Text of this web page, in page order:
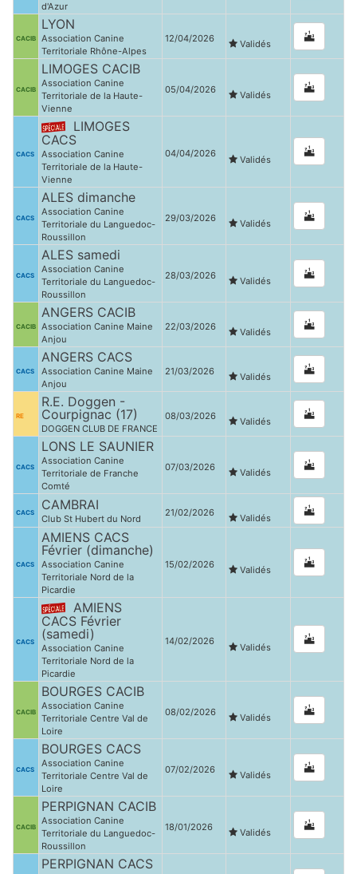
d'Azur
CACIB
LYON
Association Canine
Territoriale Rhône-Alpes
12/04/2026 Validés
CACIB
LIMOGES CACIB
Association Canine
Territoriale de la Haute-
Vienne
05/04/2026 Validés
CACS
LIMOGES
CACS
Association Canine
Territoriale de la Haute-
Vienne
04/04/2026
Validés
CACS
ALES dimanche
Association Canine
Territoriale du Languedoc-
Roussillon
29/03/2026 Validés
CACS
ALES samedi
Association Canine
Territoriale du Languedoc-
Roussillon
28/03/2026 Validés
CACIB
ANGERS CACIB
Association Canine Maine
Anjou
22/03/2026 Validés
CACS
ANGERS CACS
Association Canine Maine
Anjou
21/03/2026 Validés
RE
R.E. Doggen -
Courpignac (17)
DOGGEN CLUB DE FRANCE
08/03/2026 Validés
CACS
LONS LE SAUNIER
Association Canine
Territoriale de Franche
Comté
07/03/2026 Validés
CACS CAMBRAI
Club St Hubert du Nord
21/02/2026 Validés
CACS
AMIENS CACS
Février (dimanche)
Association Canine
Territoriale Nord de la
Picardie
15/02/2026 Validés
CACS
AMIENS
CACS Février
(samedi)
Association Canine
Territoriale Nord de la
Picardie
14/02/2026
Validés
CACIB
BOURGES CACIB
Association Canine
Territoriale Centre Val de
Loire
08/02/2026 Validés
CACS
BOURGES CACS
Association Canine
Territoriale Centre Val de
Loire
07/02/2026 Validés
CACIB
PERPIGNAN CACIB
Association Canine
Territoriale du Languedoc-
Roussillon
18/01/2026 Validés
PERPIGNAN CACS